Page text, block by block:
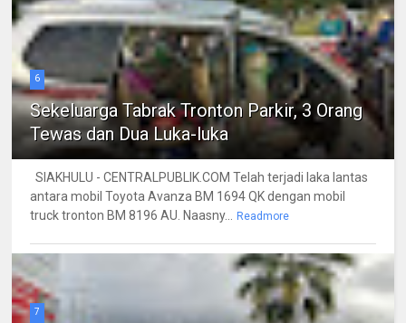
6
Sekeluarga Tabrak Tronton Parkir, 3 Orang
Tewas dan Dua Luka-luka
SIAKHULU - CENTRALPUBLIK.COM Telah terjadi laka lantas
antara mobil Toyota Avanza BM 1694 QK dengan mobil
truck tronton BM 8196 AU. Naasny... Readmore
7